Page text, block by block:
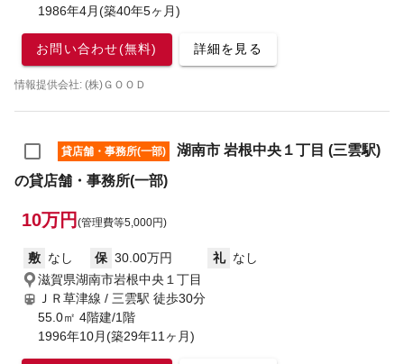
1986年4月(築40年5ヶ月)
お問い合わせ(無料) 詳細を見る
情報提供会社: (株)ＧＯＯＤ
貸店舗・事務所(一部)
湖南市 岩根中央１丁目 (三雲駅)
の貸店舗・事務所(一部)
10万円 (管理費等5,000円)
敷 なし 保 30.00万円 礼 なし
滋賀県湖南市岩根中央１丁目
ＪＲ草津線 / 三雲駅 徒歩30分
55.0㎡ 4階建/1階
1996年10月(築29年11ヶ月)